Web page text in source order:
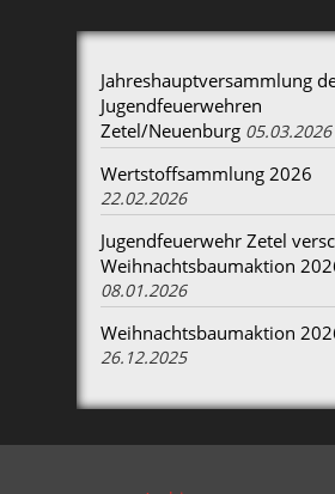
Jahreshauptversammlung
Jugendfeuerwehren
Zetel/Neuenburg 05.03.2026
Wertstoffsammlung 2026
22.02.2026
Jugendfeuerwehr Zetel
Weihnachtsbaumaktion
08.01.2026
Weihnachtsbaumaktion
26.12.2025